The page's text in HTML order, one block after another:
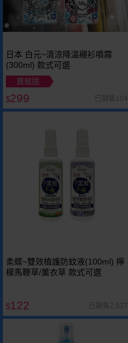
日本 白元~清涼降溫襯衫噴霧
(300ml) 款式可選
買就送
$299 已銷售104
柔蝶~雙效植護防蚊液(100ml) 檸
檬馬鞭草/薰衣草 款式可選
$122 已銷售2,637